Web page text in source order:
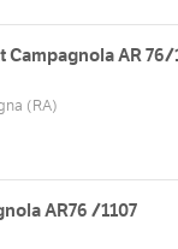
Campagnola AR 76/
(RA)
AR76 /1107